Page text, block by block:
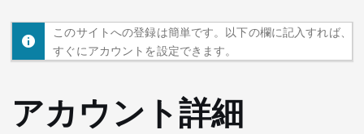
このサイトへの登録は簡単です。以下の欄に記入すれば、
すぐにアカウントを設定できます。
アカウント詳細